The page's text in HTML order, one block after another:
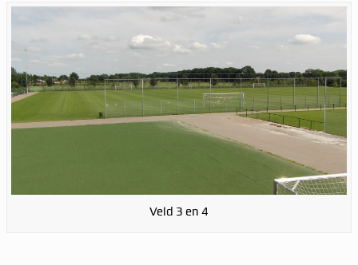
Veld 3 en 4